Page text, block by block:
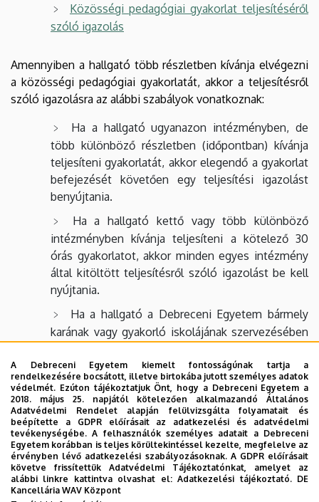
Közösségi pedagógiai gyakorlat teljesítéséről
szóló igazolás
Amennyiben a hallgató több részletben kívánja elvégezni
a közösségi pedagógiai gyakorlatát, akkor a teljesítésről
szóló igazolásra az alábbi szabályok vonatkoznak:
Ha a hallgató ugyanazon intézményben, de
több különböző részletben (időpontban) kívánja
teljesíteni gyakorlatát, akkor elegendő a gyakorlat
befejezését követően egy teljesítési igazolást
benyújtania.
Ha a hallgató kettő vagy több különböző
intézményben kívánja teljesíteni a kötelező 30
órás gyakorlatot, akkor minden egyes intézmény
által kitöltött teljesítésről szóló igazolást be kell
nyújtania.
Ha a hallgató a Debreceni Egyetem bármely
karának vagy gyakorló iskolájának szervezésében
tevékenységében teljesíti közösségi pedagógiai
gyakorlatát, akkor ebben az esetben is teljesítési
igazolásra leadására van szükségünk.
A gyakorlathoz tartozó azonos nevű tárgyat a NEPTUN
rendszerben fel kell vennie a hallgatónak, de ajánlott a
gyakorlat elvégzése után megtenni ezt, így elkerülhető az
esetleges kreditbüntetés, ha a kötelező 30 órát mégsem
A Debreceni Egyetem kiemelt fontosságúnak tartja a
rendelkezésére bocsátott, illetve birtokába jutott személyes adatok
védelmét. Ezúton tájékoztatjuk Önt, hogy a Debreceni Egyetem a
2018. május 25. napjától kötelezően alkalmazandó Általános
Adatvédelmi Rendelet alapján felülvizsgálta folyamatait és
beépítette a GDPR előírásait az adatkezelési és adatvédelmi
tevékenységébe. A felhasználók személyes adatait a Debreceni
Egyetem korábban is teljes körültekintéssel kezelte, megfelelve az
érvényben lévő adatkezelési szabályozásoknak. A GDPR előírásait
követve frissítettük Adatvédelmi Tájékoztatónkat, amelyet az
alábbi linkre kattintva olvashat el:Adatkezelési tájékoztató. DE
Kancellária WAV Központ